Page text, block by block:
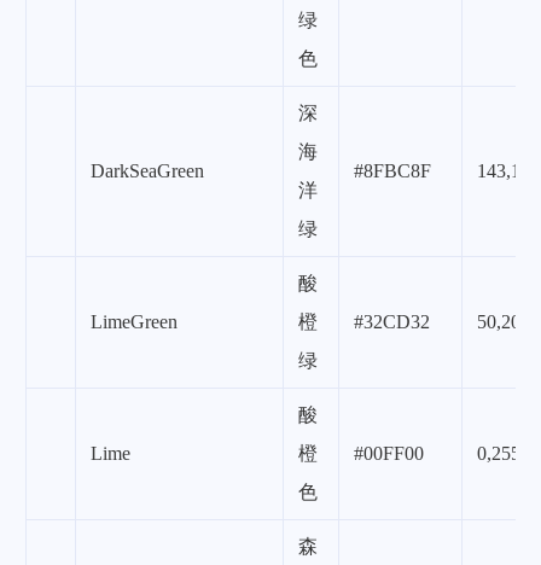
绿
色
DarkSeaGreen
深
海
洋
绿
#8FBC8F
LimeGreen
酸
橙
绿
#32CD32
Lime
酸
橙
色
#00FF00 0,255,0
森